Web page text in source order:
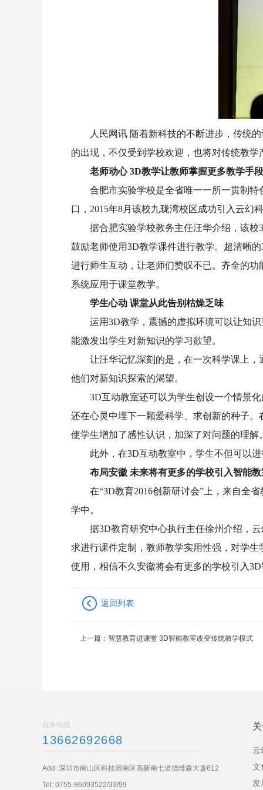
人民网讯 随着新科技的不断进步，传统
的出现，不仅受到学校欢迎，也将对传统教学
老师动心 3D教学让教师掌握更多教学手段
合肥市实验学校是全省唯一一所一贯制
口，2015年8月该校九珑湾校区成功引入云幻
据合肥实验学校教务主任汪华介绍，该
鼓励老师使用3D教学课件进行教学。超清晰
进行师生互动，让老师们赞叹不已。齐全的
系统应用于课堂教学。
学生心动 课堂从此告别枯燥乏味
运用3D教学，震撼的虚拟环境可以让知
能激发出学生对新知识的学习欲望。
让汪华记忆深刻的是，在一次科学课上
他们对新知识探索的渴望。
3D互动教室还可以为学生创设一个情景
还在心灵中埋下一颗爱科学、求创新的种子
使学生增加了感性认识，加深了对问题的理解
此外，在3D互动教室中，学生不但可以
布局安徽 未来将有更多的学校引入智能教
在“3D教育2016创新研讨会”上，来自全
学中。
据3D教育研究中心执行主任徐州介绍，
求进行课件定制，教师教学实用性强，对学
使用，相信不久安徽将会有更多的学校引入
返回列表
上一篇： 智慧教育进课堂 3D智能教室改变传统教学模式
服务热线：
13662692668
Add: 深圳市南山区科技园南区高新南七道德维森大厦612
Tel: 0755-86093522/33/99
云
文
发